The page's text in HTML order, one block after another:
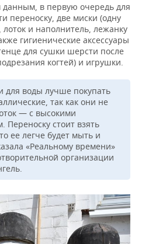
данным, в первую очередь для
переноску, две миски (одну
и наполнитель, лежанку
гигиенические аксессуары
для сушки шерсти после
когтей) и игрушки.
воды лучше покупать
так как они не
— с высокими
Переноску стоит взять
ее легче будет мыть и
«Реальному времени»
организации